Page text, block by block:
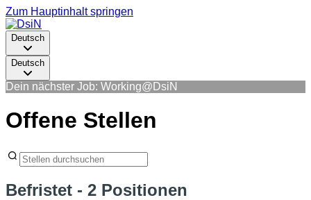
Zum Hauptinhalt springen
Deutsch
Deutsch
Dein nächster Job: Working@DsiN
Offene Stellen
Befristet - 2 Positionen